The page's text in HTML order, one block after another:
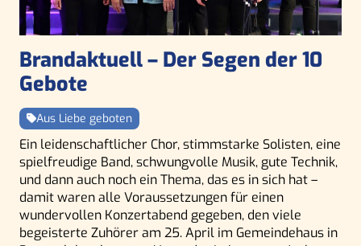
Brandaktuell – Der Segen der 10
Gebote
Aus Liebe geboten
Ein leidenschaftlicher Chor, stimmstarke Solisten, eine
spielfreudige Band, schwungvolle Musik, gute Technik,
und dann auch noch ein Thema, das es in sich hat –
damit waren alle Voraussetzungen für einen
wundervollen Konzertabend gegeben, den viele
begeisterte Zuhörer am 25. April im Gemeindehaus in